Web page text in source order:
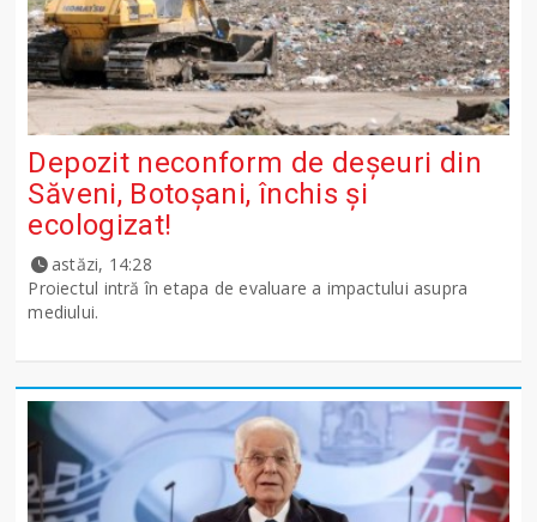
Depozit neconform de deșeuri din
Săveni, Botoșani, închis și
ecologizat!
astăzi, 14:28
Proiectul intră în etapa de evaluare a impactului asupra
mediului.